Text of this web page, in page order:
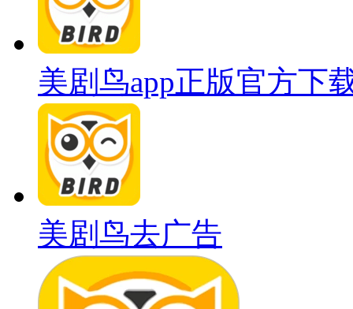
美剧鸟app正版官方下
美剧鸟去广告